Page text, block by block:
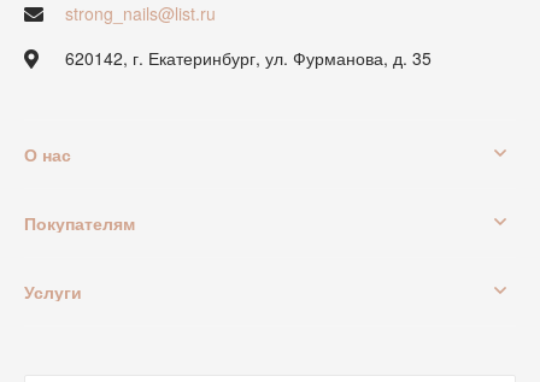
strong_nails@list.ru
620142, г. Екатеринбург, ул. Фурманова, д. 35
О нас
Покупателям
Услуги